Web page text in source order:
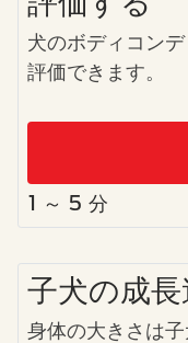
犬のボディコン
評価できます。
1 ～ 5 分
子犬​の成
身体の大きさは